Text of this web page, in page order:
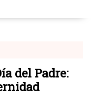
del Padre: